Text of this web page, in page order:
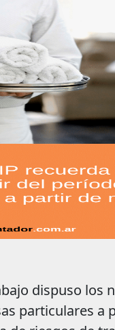
dispuso los
particulares a